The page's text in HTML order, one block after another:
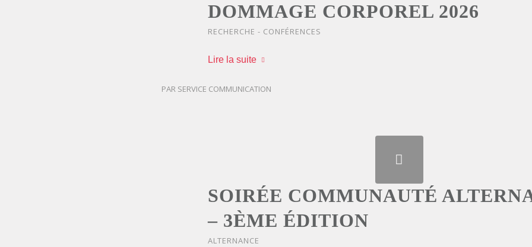
DOMMAGE CORPOREL 2026
RECHERCHE - CONFÉRENCES
Lire la suite
PAR SERVICE COMMUNICATION
SOIRÉE COMMUNAUTÉ
– 3ÈME ÉDITION
ALTERNANCE